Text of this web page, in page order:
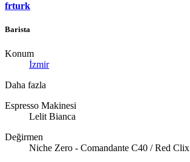
frturk
Barista
Konum
İzmir
Daha fazla
Espresso Makinesi
Lelit Bianca
Değirmen
Niche Zero - Comandante C40 / Red Clix